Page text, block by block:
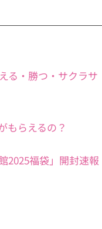
る・勝つ・サクラサ
もらえるの？
2025福袋」開封速報